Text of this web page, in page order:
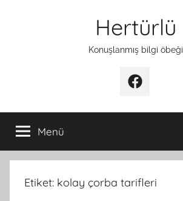
Hertürlü
Konuşlanmış bilgi öbeği
Facebook
Menü
Etiket: kolay çorba tarifleri